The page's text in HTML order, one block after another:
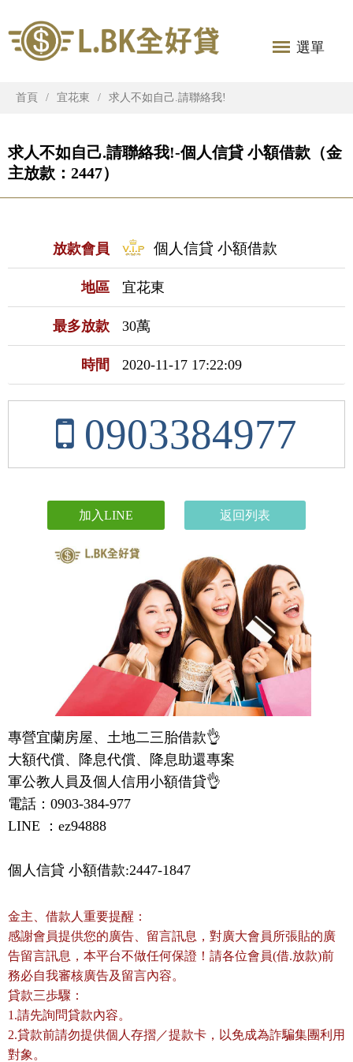
選單
首頁 宜花東 求人不如自己.請聯絡我!
求人不如自己.請聯絡我!-個人信貸 小額借款（金
主放款：2447）
放款會員 個人信貸 小額借款
地區 宜花東
最多放款 30萬
時間 2020-11-17 17:22:09
0903384977
加入LINE 返回列表
專營宜蘭房屋、土地二三胎借款👌
大額代償、降息代償、降息助還專案
軍公教人員及個人信用小額借貸👌
電話：0903-384-977
LINE ：ez94888
個人信貸 小額借款:2447-1847
金主、借款人重要提醒：
感謝會員提供您的廣告、留言訊息，對廣大會員所張貼的廣
告留言訊息，本平台不做任何保證！請各位會員(借.放款)前
務必自我審核廣告及留言內容。
貸款三歩驟：
1.請先詢問貸款內容。
2.貸款前請勿提供個人存摺／提款卡，以免成為詐騙集團利用
對象。